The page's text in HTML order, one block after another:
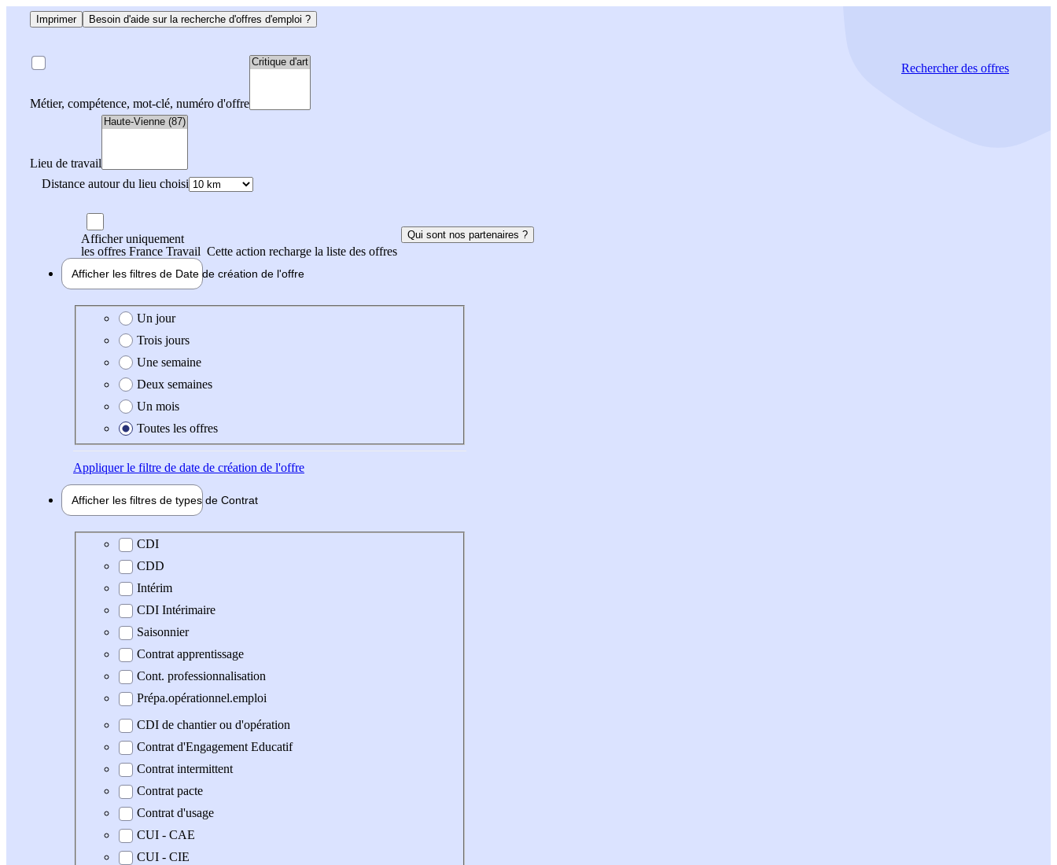
Imprimer Besoin d'aide sur la recherche d'offres d'emploi ?
Métier, compétence, mot-clé, numéro d'offre
Lieu de travail
Distance autour du lieu choisi
Rechercherdes offres
Afficher uniquement
les offres France Travail Cette action recharge la liste des offres
Qui sont nos partenaires ?
Afficher les filtres de Date de création de l'offre
Date de création de l'offre
Un jour
Trois jours
Une semaine
Deux semaines
Un mois
Toutes les offres
Appliquerle filtre de date de création de l'offre
Afficher les filtres de types de Contrat
Type de contrat
CDI
CDD
Intérim
CDI Intérimaire
Saisonnier
Contrat apprentissage
Cont. professionnalisation
Prépa.opérationnel.emploi
CDI de chantier ou d'opération
Contrat d'Engagement Educatif
Contrat intermittent
Contrat pacte
Contrat d'usage
CUI - CAE
CUI - CIE